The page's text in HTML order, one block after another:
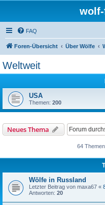
FAQ
Foren-Übersicht Über Wölfe
Weltweit
USA
Themen: 200
Neues Thema
64 Themen
Wölfe in Russland
Letzter Beitrag von maxa67 «
Antworten: 20